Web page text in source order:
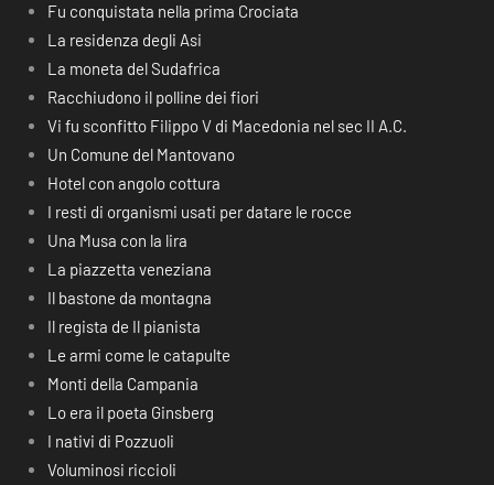
Fu conquistata nella prima Crociata
La residenza degli Asi
La moneta del Sudafrica
Racchiudono il polline dei fiori
Vi fu sconfitto Filippo V di Macedonia nel sec II A.C.
Un Comune del Mantovano
Hotel con angolo cottura
I resti di organismi usati per datare le rocce
Una Musa con la lira
La piazzetta veneziana
Il bastone da montagna
Il regista de Il pianista
Le armi come le catapulte
Monti della Campania
Lo era il poeta Ginsberg
I nativi di Pozzuoli
Voluminosi riccioli